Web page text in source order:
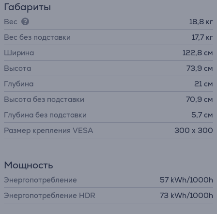
Габариты
Вес
18,8 кг
Вес без подставки
17,7 кг
Ширина
122,8 см
Высота
73,9 см
Глубина
21 см
Высота без подставки
70,9 см
Глубина без подставки
5,7 см
Размер крепления VESA
300 x 300
Мощность
Энергопотребление
57 kWh/1000h
Энергопотребление HDR
73 kWh/1000h